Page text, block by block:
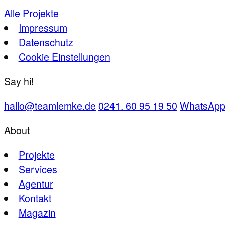
Alle Projekte
Impressum
Datenschutz
Cookie Einstellungen
Say hi!
hallo@teamlemke.de 0241. 60 95 19 50 WhatsApp
About
Projekte
Services
Agentur
Kontakt
Magazin